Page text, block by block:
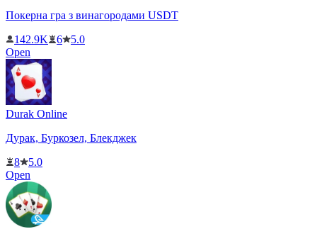
Покерна гра з винагородами USDT
142.9K
6
5.0
Open
Durak Online
Дурак, Буркозел, Блекджек
8
5.0
Open